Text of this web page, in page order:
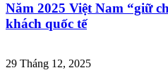
Năm 2025 Việt Nam “giữ
khách quốc tế
29 Tháng 12, 2025